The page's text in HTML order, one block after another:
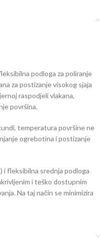
podloga za poliranje
za postizanje visokog sjaja
raspodjeli vlakana,
površina.
temperatura površine ne
ogrebotina i postizanje
i fleksibilna srednja podloga
i teško dostupnim
Na taj način se minimizira